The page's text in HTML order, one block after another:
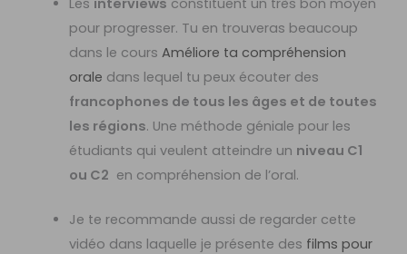
pour progresser. Tu en trouveras beaucoup
dans le cours Améliore ta compréhension
orale dans lequel tu peux écouter des
francophones de tous les âges et de toutes
les régions. Une méthode géniale pour les
étudiants qui veulent atteindre un niveau C1
ou C2 en compréhension de l’oral.
Je te recommande aussi de regarder cette
vidéo dans laquelle je présente des films pour